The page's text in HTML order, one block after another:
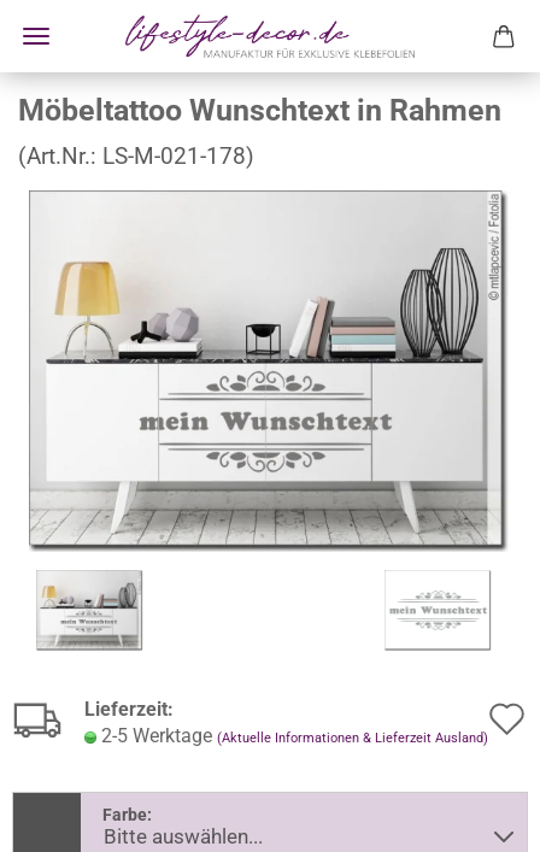
Möbeltattoo Wunschtext in Rahmen
(Art.Nr.: LS-M-021-178)
Lieferzeit:
2-5 Werktage (Aktuelle Informationen & Lieferzeit Ausland)
Farbe: